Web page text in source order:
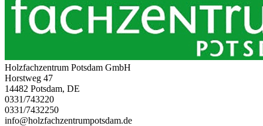
Holzfachzentrum Potsdam GmbH
Horstweg 47
14482 Potsdam, DE
0331/743220
0331/7432250
info@holzfachzentrumpotsdam.de